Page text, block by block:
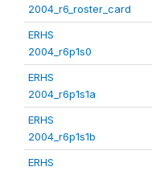
2004_r6_roster_card
ERHS
2004_r6p1s0
ERHS
2004_r6p1s1a
ERHS
2004_r6p1s1b
ERHS